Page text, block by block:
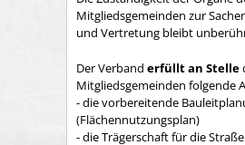
Mitgliedsgemeinden zur
und Vertretung bleibt
Der Verband erfüllt an Stelle
Mitgliedsgemeinden folgende
- die vorbereitende
(Flächennutzungsplan)
- die Trägerschaft für die